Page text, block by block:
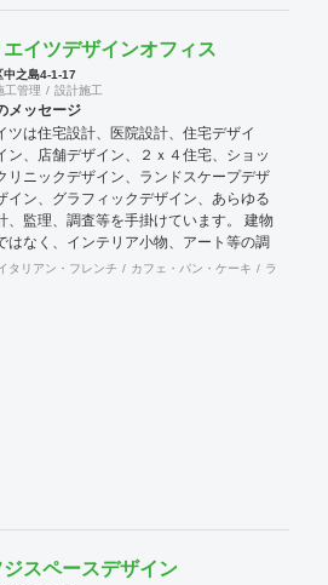
イツデザインオフィス
中之島4-1-17
工管理 設計施工
メッセージ
ツは住宅設計、医院設計、住宅デザイ
ン、店舗デザイン、２ｘ４住宅、ショッ
リニックデザイン、ランドスケープデザ
イン、グラフィックデザイン、あらゆる
、監理、調査等を手掛けています。 建物
はなく、インテリア小物、アート等の調
アントのサポートをさせていただきま
タリアン・フレンチ カフェ・パン・ケーキ ラーメン
スペースデザイン